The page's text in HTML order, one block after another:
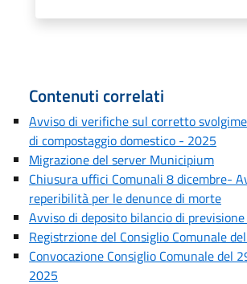
Contenuti correlati
Avviso di verifiche sul corretto
di compostaggio domestico - 2025
Migrazione del server Municipium
Chiusura uffici Comunali 8 dicembre-
reperibilità per le denunce di morte
Avviso di deposito bilancio di
Registrzione del Consiglio Comunale
Convocazione Consiglio Comunale del
2025